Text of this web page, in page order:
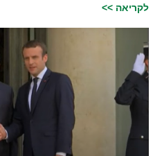
לקריאה >>